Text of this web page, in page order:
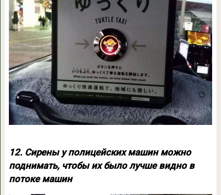
12. Сирены у полицейских машин можно
поднимать, чтобы их было лучше видно в
потоке машин